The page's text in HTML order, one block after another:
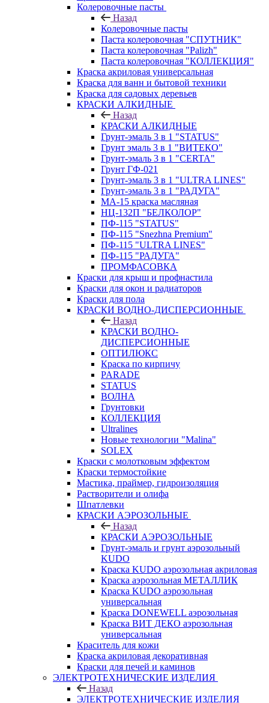
Колеровочные пасты
Назад
Колеровочные пасты
Паста колеровочная "СПУТНИК"
Паста колеровочная "Palizh"
Паста колеровочная "КОЛЛЕКЦИЯ"
Краска акриловая универсальная
Краска для ванн и бытовой техники
Краска для садовых деревьев
КРАСКИ АЛКИДНЫЕ
Назад
КРАСКИ АЛКИДНЫЕ
Грунт-эмаль 3 в 1 "STATUS"
Грунт эмаль 3 в 1 "ВИТЕКО"
Грунт-эмаль 3 в 1 "CERTA"
Грунт ГФ-021
Грунт-эмаль 3 в 1 "ULTRA LINES"
Грунт-эмаль 3 в 1 "РАДУГА"
МА-15 краска масляная
НЦ-132П "БЕЛКОЛОР"
ПФ-115 "STATUS"
ПФ-115 "Snezhna Premium"
ПФ-115 "ULTRA LINES"
ПФ-115 "РАДУГА"
ПРОМФАСОВКА
Краски для крыш и профнастила
Краски для окон и радиаторов
Краски для пола
КРАСКИ ВОДНО-ДИСПЕРСИОННЫЕ
Назад
КРАСКИ ВОДНО-
ДИСПЕРСИОННЫЕ
ОПТИЛЮКС
Краска по кирпичу
PARADE
STATUS
ВОЛНА
Грунтовки
КОЛЛЕКЦИЯ
Ultralines
Новые технологии "Malina"
SOLEX
Краски с молотковым эффектом
Краски термостойкие
Мастика, праймер, гидроизоляция
Растворители и олифа
Шпатлевки
КРАСКИ АЭРОЗОЛЬНЫЕ
Назад
КРАСКИ АЭРОЗОЛЬНЫЕ
Грунт-эмаль и грунт аэрозольный
KUDO
Краска KUDO аэрозольная акриловая
Краска аэрозольная МЕТАЛЛИК
Краска KUDO аэрозольная
универсальная
Краска DONEWELL аэрозольная
Краска ВИТ ДЕКО аэрозольная
универсальная
Краситель для кожи
Краска акриловая декоративная
Краски для печей и каминов
ЭЛЕКТРОТЕХНИЧЕСКИЕ ИЗДЕЛИЯ
Назад
ЭЛЕКТРОТЕХНИЧЕСКИЕ ИЗДЕЛИЯ